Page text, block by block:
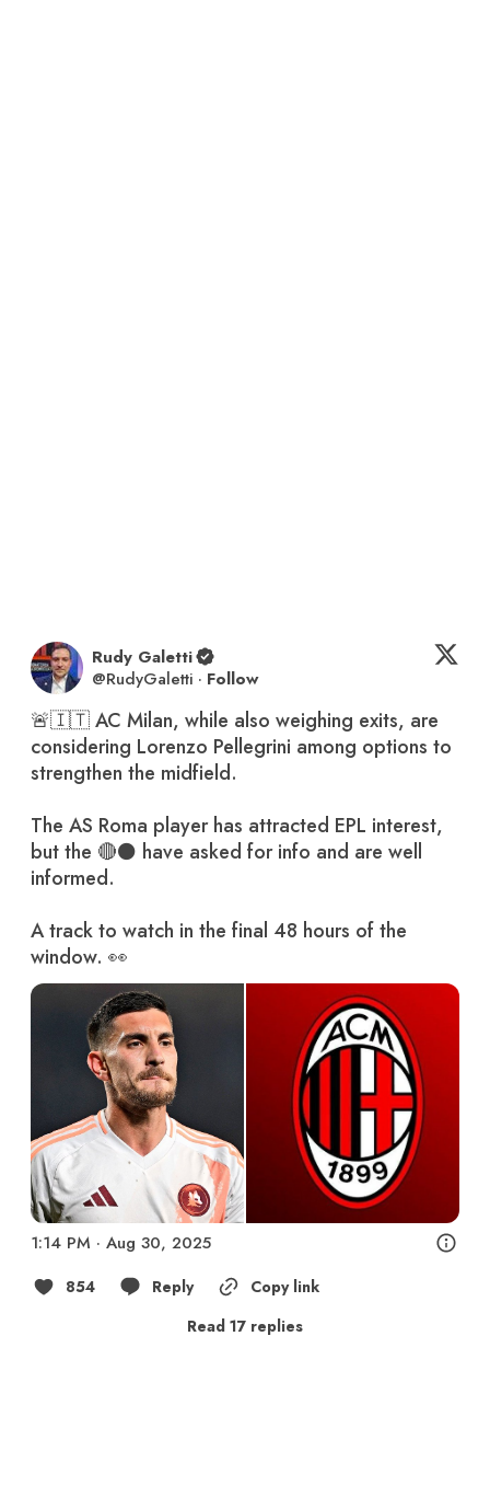
Rudy Galetti
@RudyGaletti · Follow
🚨🇮🇹 AC Milan, while also weighing exits, are
considering Lorenzo Pellegrini among options to
strengthen the midfield.
The AS Roma player has attracted EPL interest,
but the 🔴⚫ have asked for info and are well
informed.
A track to watch in the final 48 hours of the
window. 👀
1:14 PM · Aug 30, 2025
854 Reply
Copy link
Read 17 replies